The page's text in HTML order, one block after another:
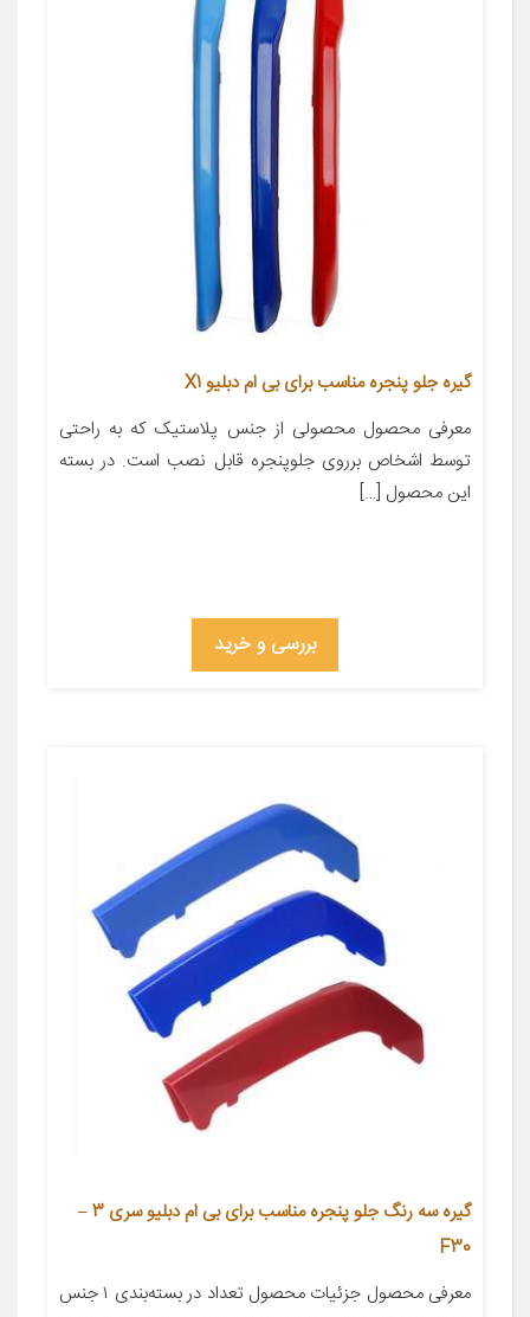
گیره جلو پنجره مناسب برای بی ام دبلیو X1
معرفی محصول محصولی از جنس پلاستیک که به راحتی
توسط اشخاص برروی جلوپنجره قابل نصب است. در بسته
این محصول […]
بررسی و خرید
گیره سه رنگ جلو پنجره مناسب برای بی ام دبلیو سری 3 –
F30
معرفی محصول جزئیات محصول تعداد در بسته‌بندی ۱ جنس